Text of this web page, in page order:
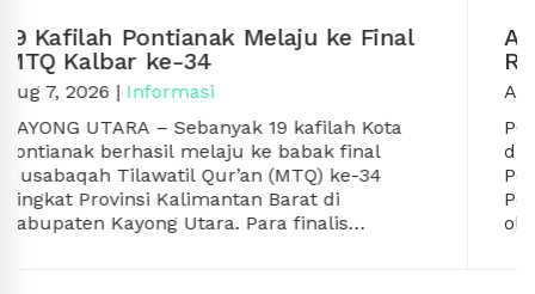
Ario Sabrang Kembali Nahkodai
Rumpon
Aug 5, 2026
PONTIANAK– Ario Sabrang kembali
dipercaya menahkodai Rumah Komunitas
Pontianak (Rumpon) masa bakti 2026–2029.
Pengukuhan pengurus Rumpon dilakukan
oleh Wakil Wali Kota Pontianak Bahasan,